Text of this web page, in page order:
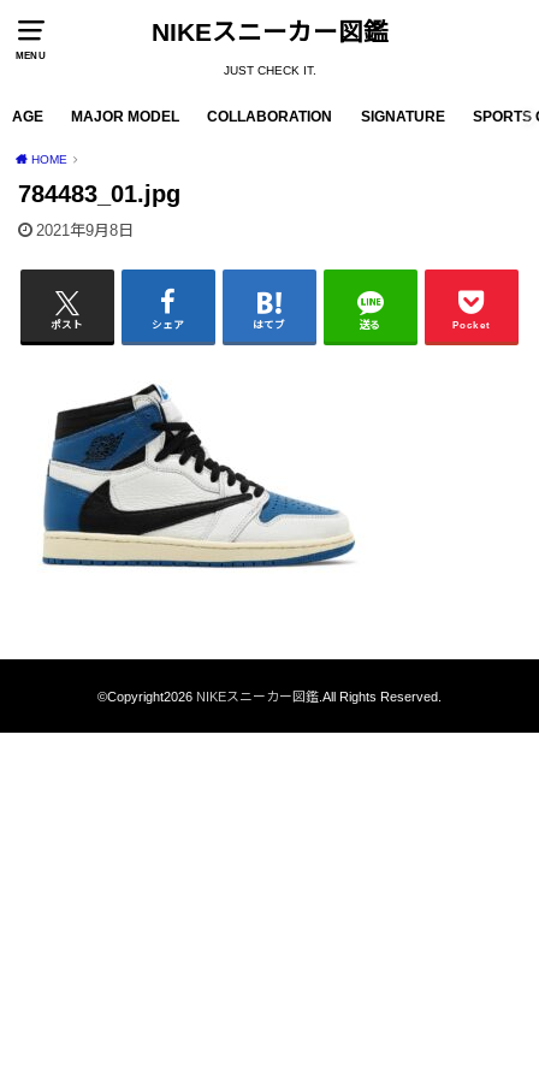
MENU
NIKEスニーカー図鑑
JUST CHECK IT.
AGE MAJOR MODEL COLLABORATION SIGNATURE SPORTS
HOME
784483_01.jpg
2021年9月8日
ポスト シェア はてブ 送る Pocket
©Copyright2026 NIKEスニーカー図鑑.All Rights Reserved.